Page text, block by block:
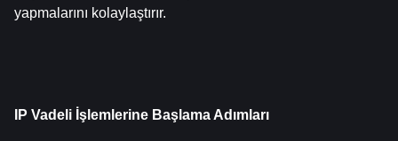
yapmalarını kolaylaştırır.
IP Vadeli İşlemlerine Başlama Adımları